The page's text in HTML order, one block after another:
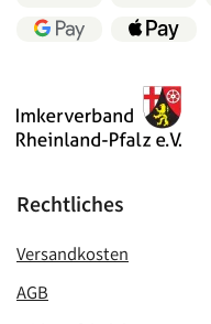
Rechtliches
Versandkosten
AGB